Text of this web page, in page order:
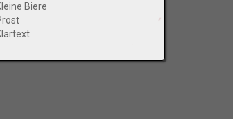
Biere